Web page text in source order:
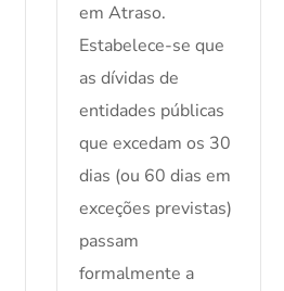
em Atraso.
Estabelece-se que
as dívidas de
entidades públicas
que excedam os 30
dias (ou 60 dias em
exceções previstas)
passam
formalmente a